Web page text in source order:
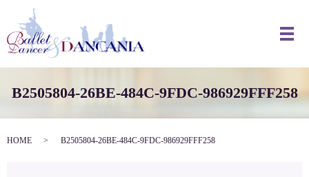
メ
B2505804-26BE-484C-9FDC-986929FFF258
HOME B2505804-26BE-484C-9FDC-986929FFF258